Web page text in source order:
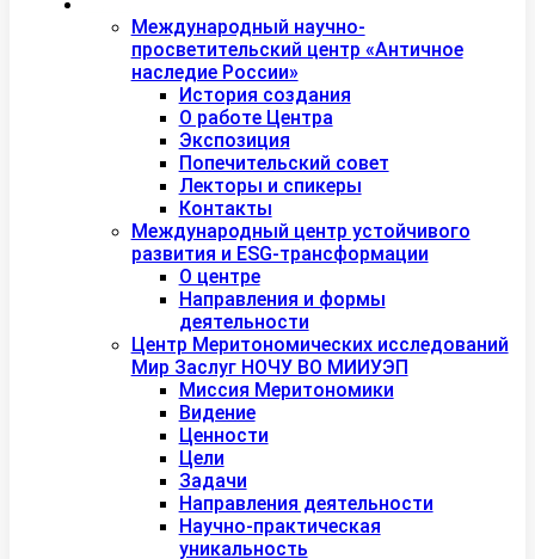
Международный научно-
просветительский центр «Античное
наследие России»
История создания
О работе Центра
Экспозиция
Попечительский совет
Лекторы и спикеры
Контакты
Международный центр устойчивого
развития и ESG-трансформации
О центре
Направления и формы
деятельности
Центр Меритономических исследований
Мир Заслуг НОЧУ ВО МИИУЭП
Миссия Меритономики
Видение
Ценности
Цели
Задачи
Направления деятельности
Научно-практическая
уникальность